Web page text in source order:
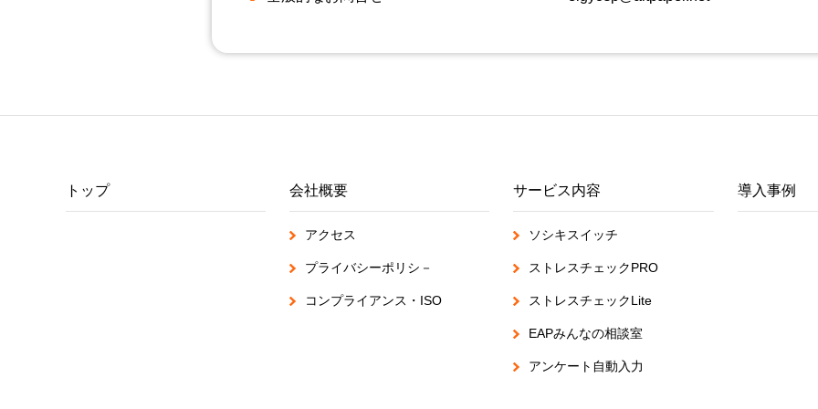
トップ 会社概要
アクセス
プライバシーポリシ－
コンプライアンス・ISO
サービス内容
ソシキスイッチ
ストレスチェックPRO
ストレスチェックLite
EAPみんなの相談室
アンケート自動入力
導入事例